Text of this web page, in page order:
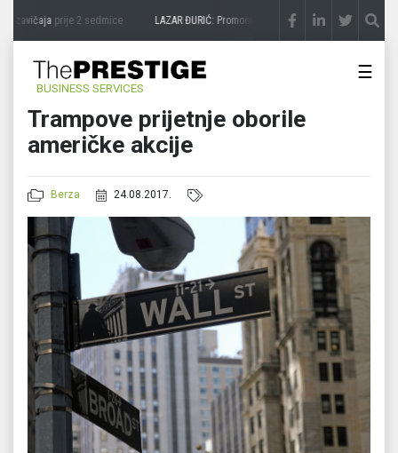
zavičajaprije 2 sedmice LAZAR ĐURIĆ: Promocija potencijal pretvara u destinaciju
BUSINESS SERVICES
☰
Trampove prijetnje oborile
američke akcije
Berza 24.08.2017.